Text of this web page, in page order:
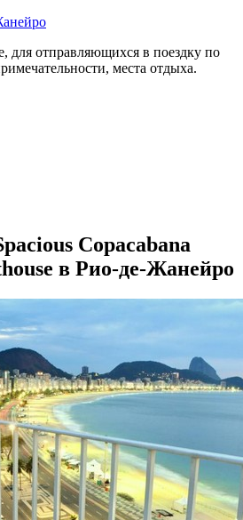
для отправляющихся в поездку по
места отдыха.
Copacabana
в Рио-де-Жанейро